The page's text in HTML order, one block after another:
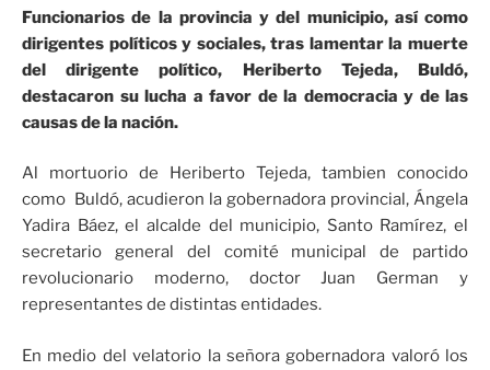
Funcionarios de la provincia y del municipio, así como
dirigentes políticos y sociales, tras lamentar la muerte
del dirigente político, Heriberto Tejeda, Buldó,
destacaron su lucha a favor de la democracia y de las
causas de la nación.
Al mortuorio de Heriberto Tejeda, tambien conocido
como Buldó, acudieron la gobernadora provincial, Ángela
Yadira Báez, el alcalde del municipio, Santo Ramírez, el
secretario general del comité municipal de partido
revolucionario moderno, doctor Juan German y
representantes de distintas entidades.
En medio del velatorio la señora gobernadora valoró los